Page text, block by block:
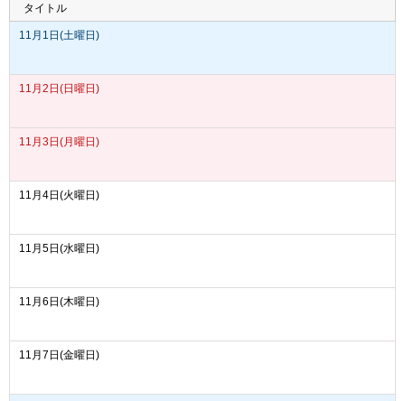
タイトル
11月1日(土曜日)
11月2日(日曜日)
11月3日(月曜日)
11月4日(火曜日)
11月5日(水曜日)
11月6日(木曜日)
11月7日(金曜日)